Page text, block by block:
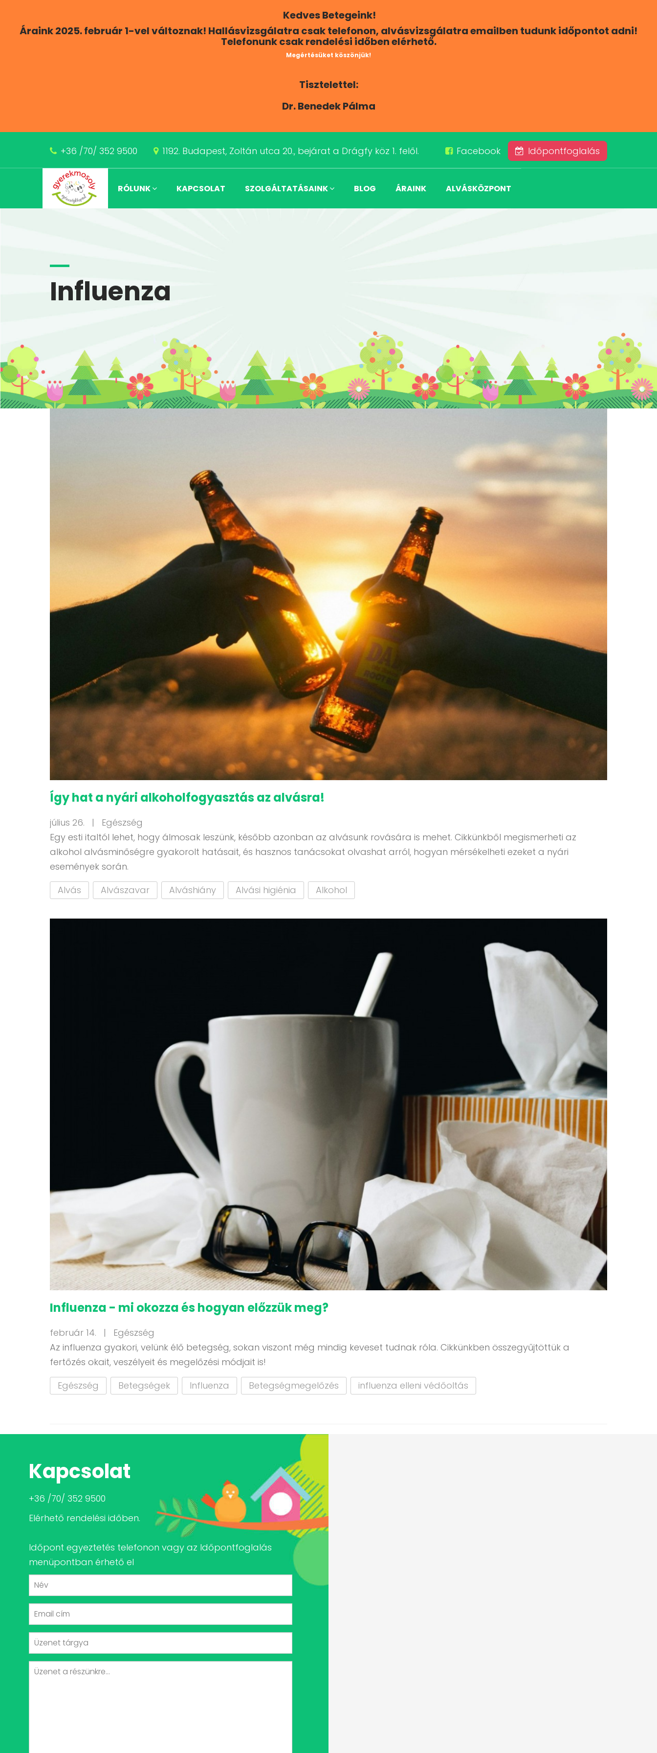
Kedves Betegeink!
Áraink 2025. február 1-vel változnak! Hallásvizsgálatra csak telefonon, alvásvizsgálatra emailben tudunk időpontot adni!
Telefonunk csak rendelési időben elérhető.
Megértésüket köszönjük!
Tisztelettel:
Dr. Benedek Pálma
+36 /70/ 352 9500 1192. Budapest, Zoltán utca 20., bejárat a Drágfy köz 1. felől. Időpontfoglalás
Facebook
RÓLUNK KAPCSOLAT SZOLGÁLTATÁSAINK BLOG ÁRAINK ALVÁSKÖZPONT
Influenza
Így hat a nyári alkoholfogyasztás az alvásra!
július 26. | Egészség
Egy esti italtól lehet, hogy álmosak leszünk, később azonban az alvásunk rovására is mehet. Cikkünkből megismerheti az
alkohol alvásminőségre gyakorolt hatásait, és hasznos tanácsokat olvashat arról, hogyan mérsékelheti ezeket a nyári
események során.
Alvás
Alvászavar Alváshiány Alvási higiénia Alkohol
Influenza - mi okozza és hogyan előzzük meg?
február 14. | Egészség
Az influenza gyakori, velünk élő betegség, sokan viszont még mindig keveset tudnak róla. Cikkünkben összegyűjtöttük a
fertőzés okait, veszélyeit és megelőzési módjait is!
Egészség
Betegségek Influenza Betegségmegelőzés influenza elleni védőoltás
Kapcsolat
+36 /70/ 352 9500
Elérhető rendelési időben.
Időpont egyeztetés telefonon vagy az Időpontfoglalás
menüpontban érhető el